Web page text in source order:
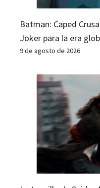
Batman: Caped
Joker para la era
9 de agosto de 2026